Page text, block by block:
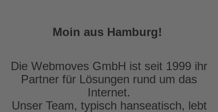
Moin aus Hamburg!
Die Webmoves GmbH ist seit 1999 ihr
Partner für Lösungen rund um das
Internet.
Unser Team, typisch hanseatisch, lebt